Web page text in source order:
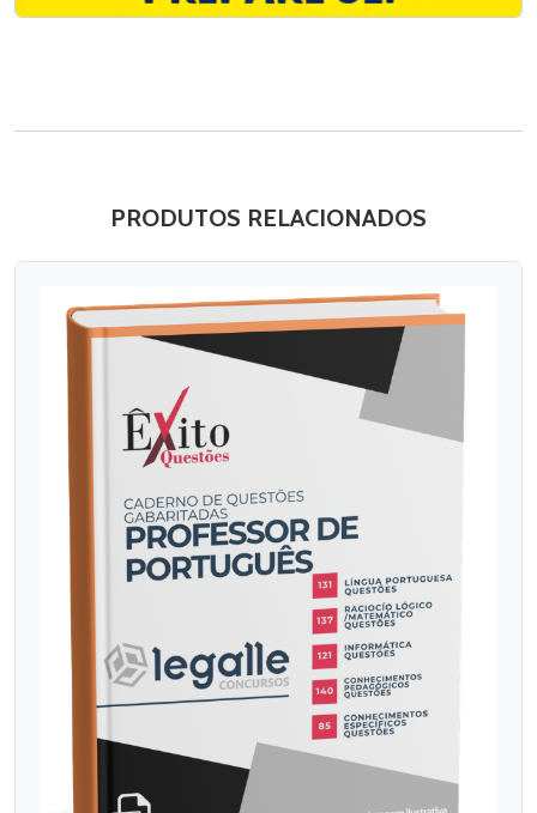
PRODUTOS RELACIONADOS